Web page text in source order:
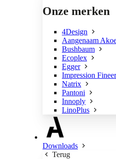
Onze merken
4Design
Aangenaam
Bushbaum
Ecoplex
Egger
Impression Fineer
Natrix
Pantoni
Innoply
LinoPlus
Downloads
Terug